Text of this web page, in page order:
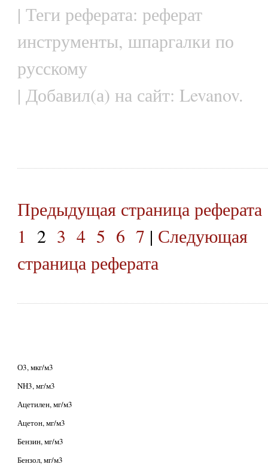
| Теги реферата: реферат
инструменты, шпаргалки по
русскому
| Добавил(а) на сайт: Levanov.
Предыдущая страница реферата
1 2 3 4 5 6 7 | Следующая
страница реферата
О3, мкг/м3
NH3, мг/м3
Ацетилен, мг/м3
Ацетон, мг/м3
Бензин, мг/м3
Бензол, мг/м3